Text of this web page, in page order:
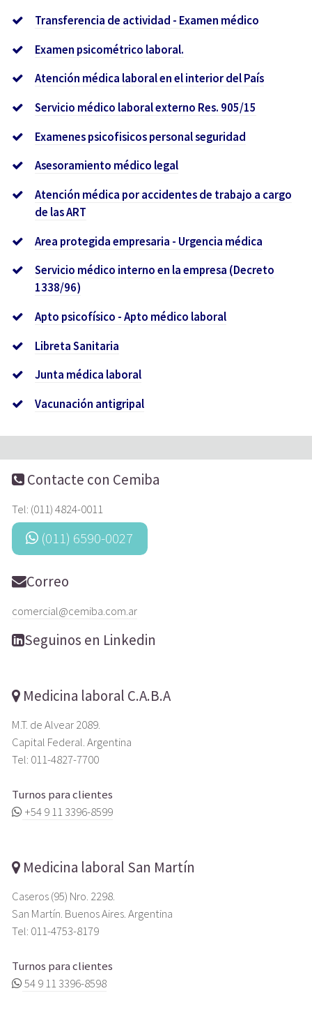
Transferencia de actividad - Examen médico
Examen psicométrico laboral.
Atención médica laboral en el interior del País
Servicio médico laboral externo Res. 905/15
Examenes psicofisicos personal seguridad
Asesoramiento médico legal
Atención médica por accidentes de trabajo a cargo
de las ART
Area protegida empresaria - Urgencia médica
Servicio médico interno en la empresa (Decreto
1338/96)
Apto psicofísico - Apto médico laboral
Libreta Sanitaria
Junta médica laboral
Vacunación antigripal
Contacte con Cemiba
Tel: (011) 4824-0011
(011) 6590-0027
Correo
comercial@cemiba.com.ar
Seguinos en Linkedin
Medicina laboral C.A.B.A
M.T. de Alvear 2089.
Capital Federal. Argentina
Tel: 011-4827-7700
Turnos para clientes
+54 9 11 3396-8599
Medicina laboral San Martín
Caseros (95) Nro. 2298.
San Martín. Buenos Aires. Argentina
Tel: 011-4753-8179
Turnos para clientes
54 9 11 3396-8598